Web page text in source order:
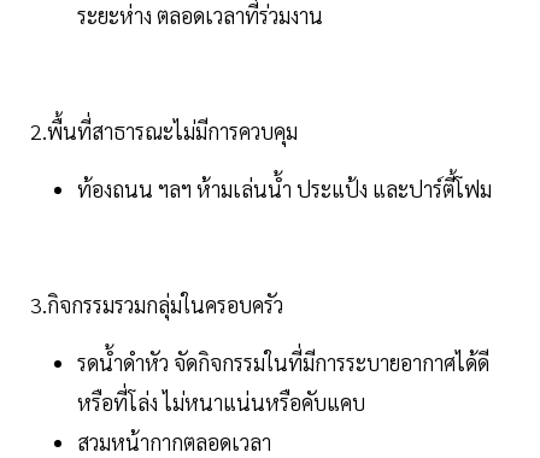
ระยะห่าง ตลอดเวลาที่ร่วมงาน
2.พื้นที่สาธารณะไม่มีการควบคุม
ท้องถนน ฯลฯ ห้ามเล่นน้ำ ประแป้ง และปาร์ตี้โฟม
3.กิจกรรมรวมกลุ่มในครอบครัว
รดน้ำดำหัว จัดกิจกรรมในที่มีการระบายอากาศได้ดี
หรือที่โล่ง ไม่หนาแน่นหรือคับแคบ
สวมหน้ากากตลอดเวลา